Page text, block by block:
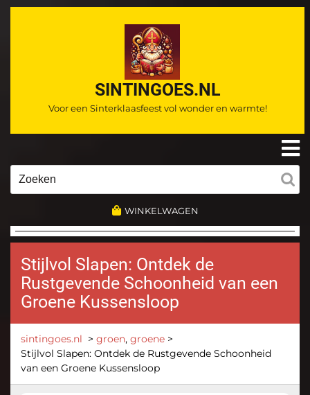
Ga
SINTINGOES.NL
Voor een Sinterklaasfeest vol wonder en warmte!
WINKELWAGEN
Stijlvol Slapen: Ontdek de
Rustgevende Schoonheid van een
Groene Kussensloop
sintingoes.nl > groen, groene >
Stijlvol Slapen: Ontdek de Rustgevende Schoonheid
van een Groene Kussensloop